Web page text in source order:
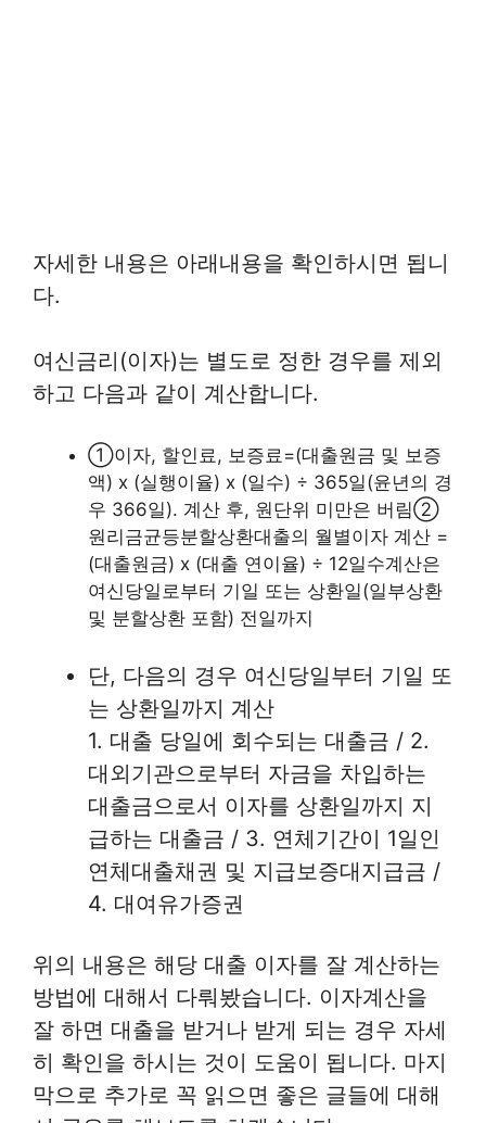
자세한 내용은 아래내용을 확인하시면 됩니
다.
여신금리(이자)는 별도로 정한 경우를 제외
하고 다음과 같이 계산합니다.
①이자, 할인료, 보증료=(대출원금 및 보증
액) x (실행이율) x (일수) ÷ 365일(윤년의 경
우 366일). 계산 후, 원단위 미만은 버림②
원리금균등분할상환대출의 월별이자 계산 =
(대출원금) x (대출 연이율) ÷ 12일수계산은
여신당일로부터 기일 또는 상환일(일부상환
및 분할상환 포함) 전일까지
단, 다음의 경우 여신당일부터 기일 또
는 상환일까지 계산
1. 대출 당일에 회수되는 대출금 / 2.
대외기관으로부터 자금을 차입하는
대출금으로서 이자를 상환일까지 지
급하는 대출금 / 3. 연체기간이 1일인
연체대출채권 및 지급보증대지급금 /
4. 대여유가증권
위의 내용은 해당 대출 이자를 잘 계산하는
방법에 대해서 다뤄봤습니다. 이자계산을
잘 하면 대출을 받거나 받게 되는 경우 자세
히 확인을 하시는 것이 도움이 됩니다. 마지
막으로 추가로 꼭 읽으면 좋은 글들에 대해